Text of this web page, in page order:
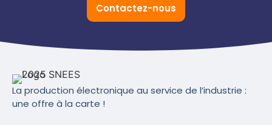
Contactez-nous
La production électronique au service de l’industrie :
une offre à la carte !